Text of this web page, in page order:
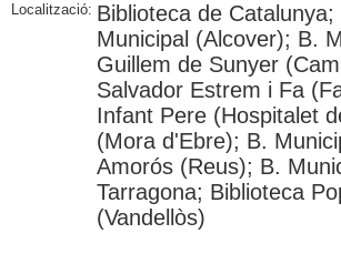
Localització: Biblioteca de
Municipal (Alcover); B.
Guillem de Sunyer
Salvador Estrem i Fa
Infant Pere (Hospitalet
(Mora d'Ebre); B.
Amorós (Reus); B.
Tarragona; Biblioteca
(Vandellòs)